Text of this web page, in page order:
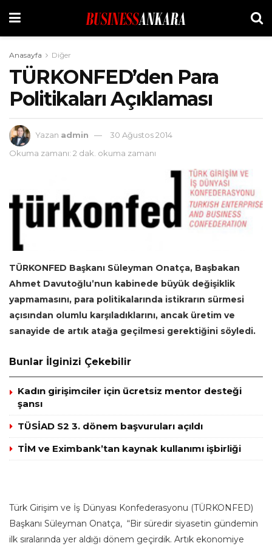
Anasayfa Diğer
TÜRKONFED’den Para
Politikaları Açıklaması
Yazan admin
30 Ağustos 2014
Okuma zamanı: 2 dak. okuma zamanı
TÜRKONFED Başkanı Süleyman Onatça, Başbakan
Ahmet Davutoğlu’nun kabinede büyük değişiklik
yapmamasını, para politikalarında istikrarın sürmesi
açısından olumlu karşıladıklarını, ancak üretim ve
sanayide de artık atağa geçilmesi gerektiğini söyledi.
Bunlar İlginizi Çekebilir
Kadın girişimciler için ücretsiz mentor desteği
şansı
TÜSİAD S2 3. dönem başvuruları açıldı
TİM ve Eximbank’tan kaynak kullanımı işbirliği
Türk Girişim ve İş Dünyası Konfederasyonu (TÜRKONFED)
Başkanı Süleyman Onatça, “Bir süredir siyasetin gündemin
ilk sıralarında yer aldığı dönem geçirdik. Artık ekonomiye